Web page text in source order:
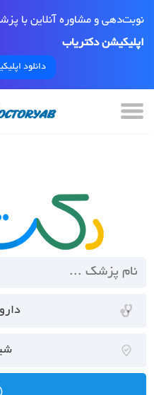
نوبت‌دهی و مشاوره آنلاین با
اپلیکیشن دکتریاب
دانلود